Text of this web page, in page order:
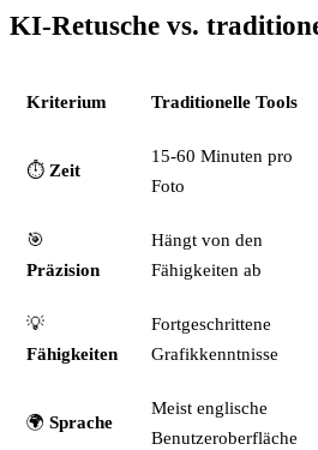
KI-Retusche vs.
Kriterium Traditionelle Tools
⏱️ Zeit
15-60 Minuten pro
Foto
🎯
Präzision
Hängt von den
Fähigkeiten ab
💡
Fähigkeiten
Fortgeschrittene
Grafikkenntnisse
🌍 Sprache
Meist englische
Benutzeroberfläche